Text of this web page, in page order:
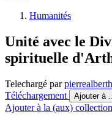
Humanités
Unité avec le
spirituelle
Telechargé par
Téléchargement
Ajouter à ...
Ajouter à la (aux)